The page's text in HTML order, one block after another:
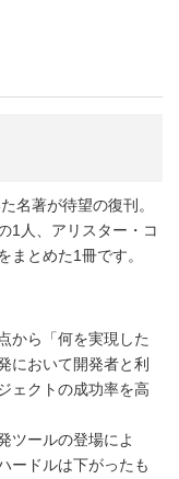
名著が待望の復刊。
1人、アリスター・コ
まとめた1冊です。
から「何を実現した
において開発者と利
ェクトの成功率を高
ツールの登場によ
ードルは下がったも